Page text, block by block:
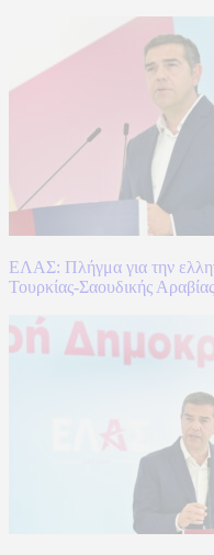
ΕΛΑΣ: Πλήγμα για την
Τουρκίας-Σαουδικής